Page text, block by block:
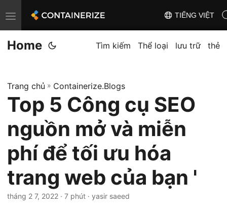
T
o
g
e
n
v
g
a
t
i
TIẾNG VIỆT
Home Tìm kiếm Thể loại lưu trữ thẻ
Trang chủ » Containerize.Blogs
Top 5 Công cụ SEO
nguồn mở và miễn
phí để tối ưu hóa
trang web của bạn '
tháng 2 7, 2022 · 7 phút · yasir saeed